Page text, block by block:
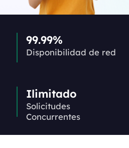
99.99%
Disponibilidad de red
Ilimitado
Solicitudes
Concurrentes